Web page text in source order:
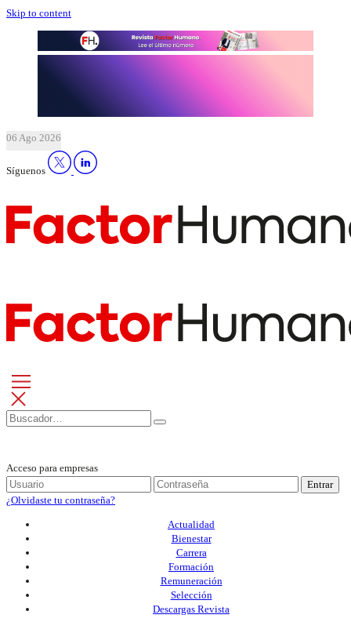
Skip to content
06 Ago 2026
Síguenos
Acceso para empresas
Entrar
¿Olvidaste tu contraseña?
Actualidad
Bienestar
Carrera
Formación
Remuneración
Selección
Descargas Revista